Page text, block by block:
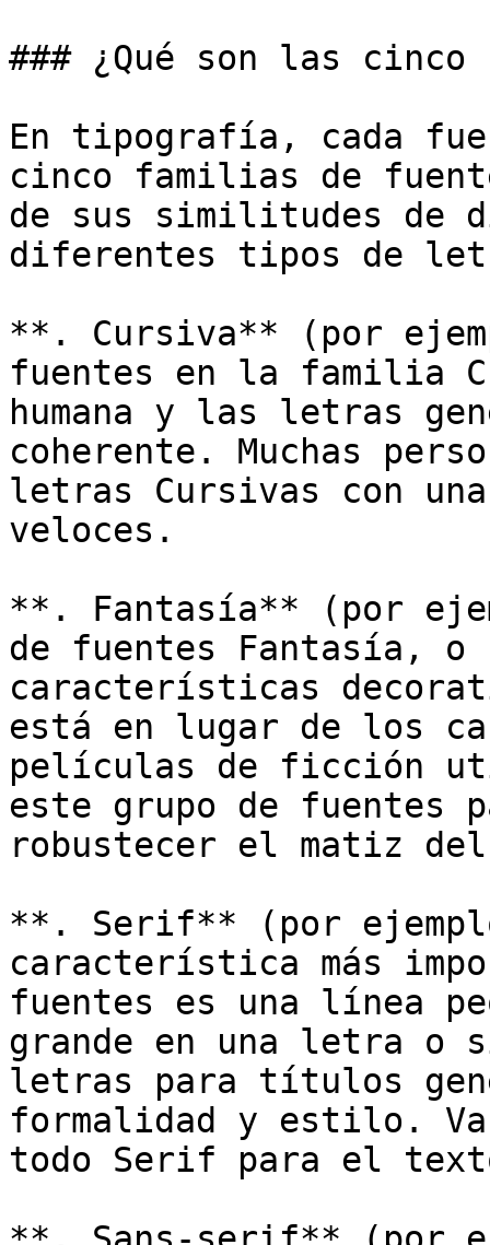
### ¿Qué son las
En tipografía, cada
cinco familias de
de sus similitudes de
diferentes tipos de
**. Cursiva** (por
fuentes en la familia
humana y las letras
coherente. Muchas
letras Cursivas con
veloces.
**. Fantasía** (por
de fuentes Fantasía, o
características
está en lugar de los
películas de ficción
este grupo de fuentes
robustecer el matiz
**. Serif** (por
característica más
fuentes es una línea
grande en una letra o
letras para títulos
formalidad y estilo.
todo Serif para el